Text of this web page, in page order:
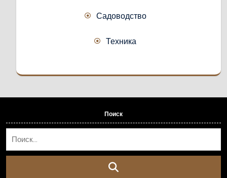
Садоводство
Техника
Поиск